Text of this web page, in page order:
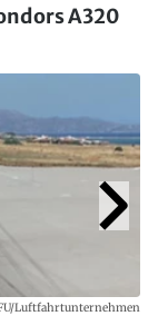
A320
Luftfahrtunternehmen